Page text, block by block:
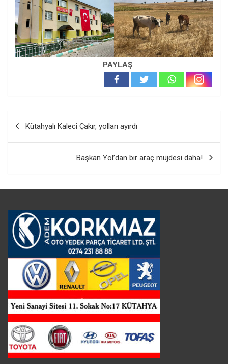
PAYLAŞ
gezinmesi
Kütahyalı Kaleci Çakır, yolları ayırdı
Başkan Yol’dan bir araç müjdesi daha!